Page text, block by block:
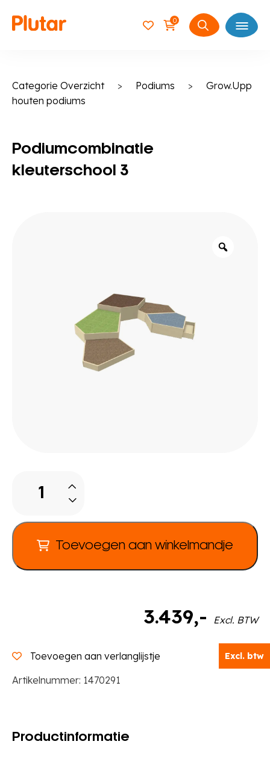
Excl. btw
0
Zoeken
Open
Categorie Overzicht > Podiums > Grow.Upp
houten podiums
Podiumcombinatie
kleuterschool 3
kleuterschool
aantal
Toevoegen aan winkelmandje
Toevoegen aan verlanglijstje
Artikelnummer: 1470291
3.439,- Excl. BTW
Productinformatie